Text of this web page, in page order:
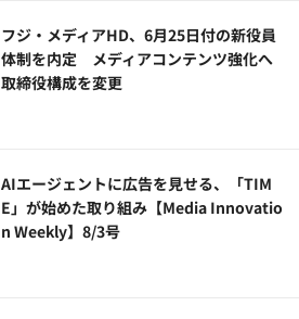
フジ・メディアHD、6月25日付の新役員
体制を内定 メディアコンテンツ強化へ
取締役構成を変更
AIエージェントに広告を見せる、「TIM
E」が始めた取り組み【Media Innovatio
n Weekly】8/3号